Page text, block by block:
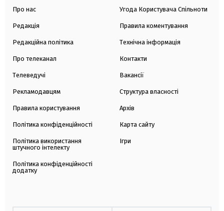
Про нас
Редакція
Редакційна політика
Про телеканал
Телеведучі
Рекламодавцям
Правила користування
Політика конфіденційності
Політика використання
штучного інтелекту
Політика конфіденційності
додатку
Угода Користувача Спільноти
Правила коментування
Технічна інформація
Контакти
Вакансії
Структура власності
Архів
Карта сайту
Ігри